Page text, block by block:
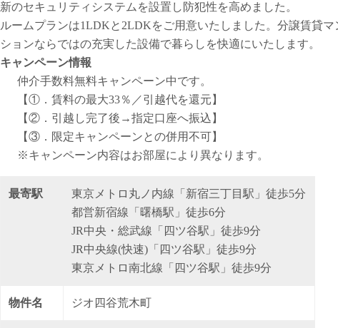
新のセキュリティシステムを設置し防犯性を高めました。
ルームプランは1LDKと2LDKをご用意いたしました。分譲賃貸マ
ションならではの充実した設備で暮らしを快適にいたします。
キャンペーン情報
仲介手数料無料キャンペーン中です。
【①．賃料の最大33％／引越代を還元】
【②．引越し完了後→指定口座へ振込】
【③．限定キャンペーンとの併用不可】
※キャンペーン内容はお部屋により異なります。
最寄駅
東京メトロ丸ノ内線「新宿三丁目駅」徒歩5分
都営新宿線「曙橋駅」徒歩6分
JR中央・総武線「四ツ谷駅」徒歩9分
JR中央線(快速)「四ツ谷駅」徒歩9分
東京メトロ南北線「四ツ谷駅」徒歩9分
物件名 ジオ四谷荒木町